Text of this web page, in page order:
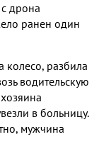
дрона
ранен один
колесо, разбила
водительскую
в больницу.
мужчина